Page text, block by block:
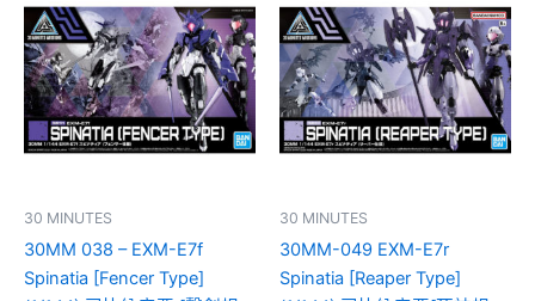
30 MINUTES
30MM 038 – EXM-E7f
Spinatia [Fencer Type]
30 MINUTES
30MM-049 EXM-E7r
Spinatia [Reaper Type]